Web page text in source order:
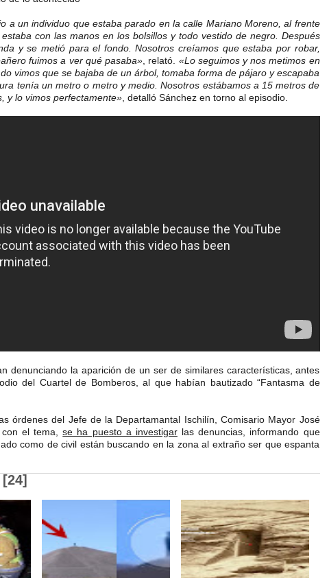
a un individuo que estaba parado en la calle Mariano Moreno, al frente
con las manos en los bolsillos y todo vestido de negro. Después
y se metió para el fondo. Nosotros creíamos que estaba por robar,
fuimos a ver qué pasaba» , relató. «Lo seguimos y nos metimos en
vimos que se bajaba de un árbol, tomaba forma de pájaro y escapaba
tenía un metro o metro y medio. Nosotros estábamos a 15 metros de
y lo vimos perfectamente», detalló Sánchez en torno al episodio.
denunciando la aparición de un ser de similares características, antes
del Cuartel de Bomberos, al que habían bautizado “Fantasma de
órdenes del Jefe de la Departamantal Ischilín, Comisario Mayor José
con el tema,se ha puesto a investigarlas denuncias, informando que
como de civil están buscando en la zona al extraño ser que espanta